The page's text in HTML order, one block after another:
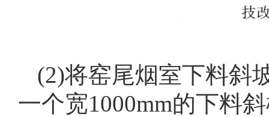
(2)将窑尾烟室下料斜
一个宽1000mm的下料